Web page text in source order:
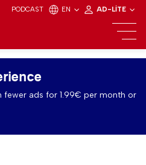
PODCAST EN AD-LITE
fewer ads for 1.99€ per month or